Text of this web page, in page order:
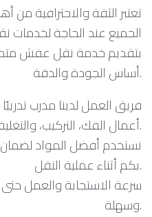
تعتبر الثقة والاحترافية من
الجميع عند الحاجة لخدمات
بتقديم خدمة نقل عفش
أساس الجودة والدقة.
أعمال الفك، التركيب، والتغليف.
نستخدم أفضل المواد
بكم أثناء عملية النقل.
سرعة الاستجابة والعمل
وسهلة.